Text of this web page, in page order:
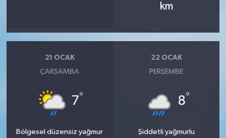
km
21 OCAK
ÇARŞAMBA
7°
Bölgesel düzensiz yağmur
22 OCAK
PERŞEMBE
8°
Şiddetli yağmurlu